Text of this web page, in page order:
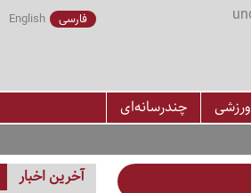
فارسی English
ورزشی
چندرسانه‌ای
آخرین اخبار